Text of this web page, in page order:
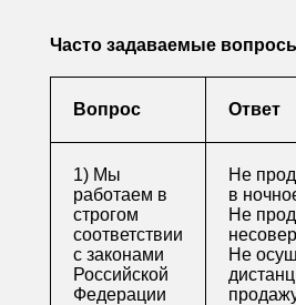
Часто задаваемые
Вопрос Ответ
1) Мы
работаем в
строгом
соответствии
с законами
Российской
Федерации
Не
в
Не
Не